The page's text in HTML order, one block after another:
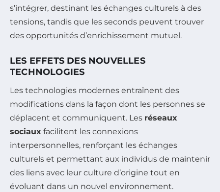
s’intégrer, destinant les échanges culturels à des
tensions, tandis que les seconds peuvent trouver
des opportunités d’enrichissement mutuel.
LES EFFETS DES NOUVELLES
TECHNOLOGIES
Les technologies modernes entraînent des
modifications dans la façon dont les personnes se
déplacent et communiquent. Les réseaux
sociaux facilitent les connexions
interpersonnelles, renforçant les échanges
culturels et permettant aux individus de maintenir
des liens avec leur culture d’origine tout en
évoluant dans un nouvel environnement.